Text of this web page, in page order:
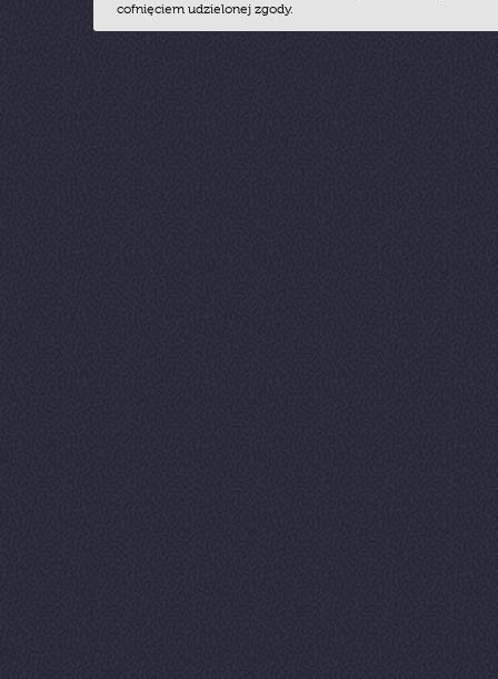
cofnięciem udzielonej zgody.